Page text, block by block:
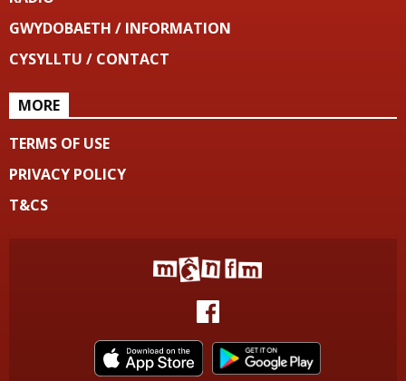
GWYDOBAETH / INFORMATION
CYSYLLTU / CONTACT
MORE
TERMS OF USE
PRIVACY POLICY
T&CS